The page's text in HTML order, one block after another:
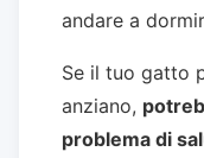
andare a
Se il tuo gatto
anziano,
problema di